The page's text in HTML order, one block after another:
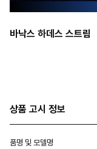
바낙스 하데스 스트림
상품 고시 정보
품명 및 모델명